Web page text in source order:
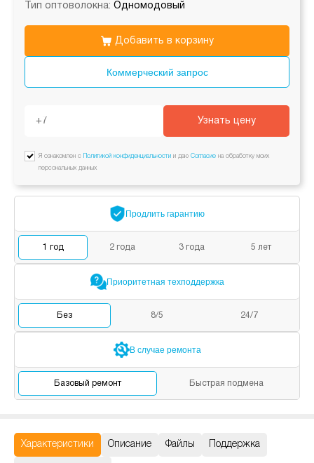
Тип оптоволокна: Одномодовый
Коммерческий запрос
Добавить в корзину
Узнать цену
Я ознакомлен с Политикой конфиденциальности и даю Согласие на обработку моих
персональных данных
Продлить гарантию
1 год 2 года 3 года 5 лет
Приоритетная техподдержка
Без 8/5 24/7
В случае ремонта
Базовый ремонт Быстрая подмена
Характеристики Описание Файлы Поддержка